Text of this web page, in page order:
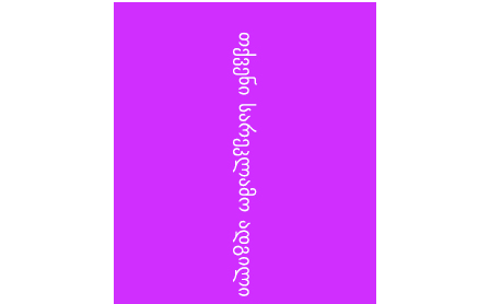
დეპარტამენტის უფროსს, გენერალ-ლეიტენანტ